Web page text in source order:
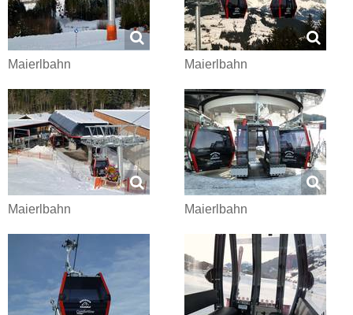
Maierlbahn Maierlbahn
Maierlbahn Maierlbahn